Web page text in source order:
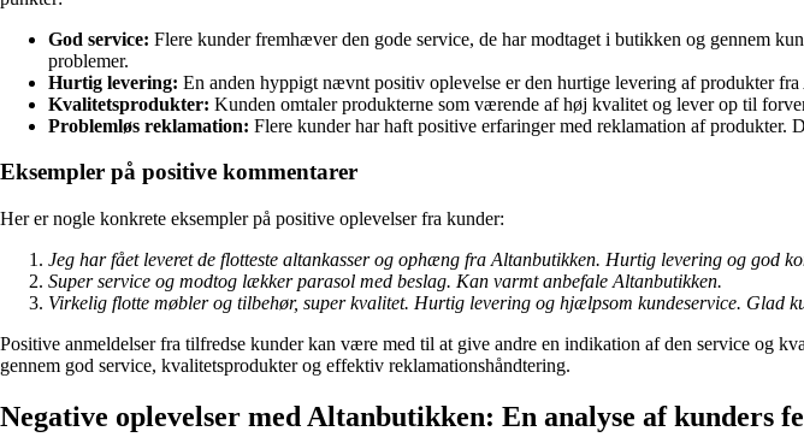
God service: Flere kunder fremhæver den gode service, de har modtaget i butikken og gennem
problemer.
Hurtig levering: En anden hyppigt nævnt positiv oplevelse er den hurtige levering af produkter
Kvalitetsprodukter: Kunden omtaler produkterne som værende af høj kvalitet og lever op til
Problemløs reklamation: Flere kunder har haft positive erfaringer med reklamation af produkter.
Eksempler på positive kommentarer
Her er nogle konkrete eksempler på positive oplevelser fra kunder:
Jeg har fået leveret de flotteste altankasser og ophæng fra Altanbutikken. Hurtig levering og god
Super service og modtog lækker parasol med beslag. Kan varmt anbefale Altanbutikken.
Virkelig flotte møbler og tilbehør, super kvalitet. Hurtig levering og hjælpsom kundeservice. Glad
Positive anmeldelser fra tilfredse kunder kan være med til at give andre en indikation af den service og
gennem god service, kvalitetsprodukter og effektiv reklamationshåndtering.
Negative oplevelser med Altanbutikken: En analyse af kunders